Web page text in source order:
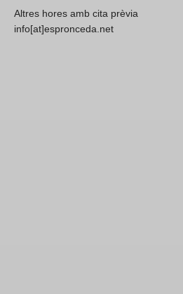
Altres hores amb cita prèvia
info[at]espronceda.net